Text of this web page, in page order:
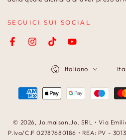
SEGUICI SUI SOCIAL
FacebookInstagramTikTokYouTube
© 2026,Jo.maison.Jo. SRL • Via
P.Iva/C.F 02787680186 • REA: PV -
Italiano
Modalità
pagamento